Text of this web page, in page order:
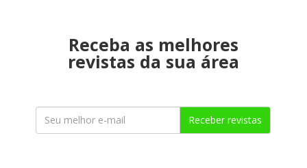
Receba as melhores
revistas da sua área
Receber revistas